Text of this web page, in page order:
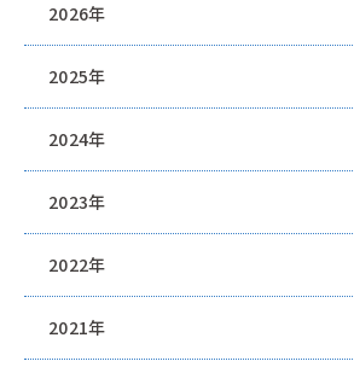
2026年
2025年
2024年
2023年
2022年
2021年